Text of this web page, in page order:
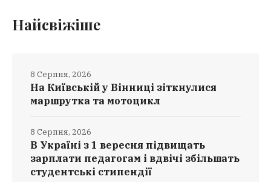
Найсвіжіше
На Київській у Вінниці зіткнулися
маршрутка та мотоцикл
8 Серпня, 2026
В Україні з 1 вересня підвищать
зарплати педагогам і вдвічі збільшать
студентські стипендії
8 Серпня, 2026